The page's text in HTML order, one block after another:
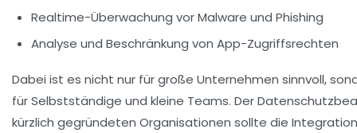
Realtime-Überwachung vor Malware und Phishing
Analyse und Beschränkung von App-Zugriffsrechten
Dabei ist es nicht nur für große Unternehmen sinnvoll,
für Selbstständige und kleine Teams. Der
kürzlich gegründeten Organisationen sollte die